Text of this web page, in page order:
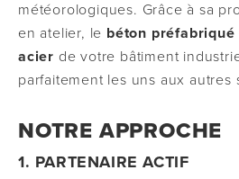
météorologiques. Grâce à sa
en atelier, le béton préfabriqué
acier de votre bâtiment
parfaitement les uns aux autres
NOTRE APPROCHE
1. PARTENAIRE ACTIF